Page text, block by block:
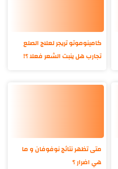
كامينوموتو تريجر لعلاج الصلع
تجارب هل ينبت الشعر فعلا ؟!
متى تظهر نتائج نوفوفان و ما
هي اضرار ؟